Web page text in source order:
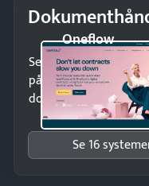
Oneflow
Send kontrakter til
på minutter og mist
dokumenter.
Se 16